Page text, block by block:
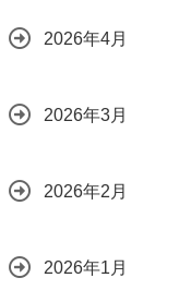
2026年4月
2026年3月
2026年2月
2026年1月